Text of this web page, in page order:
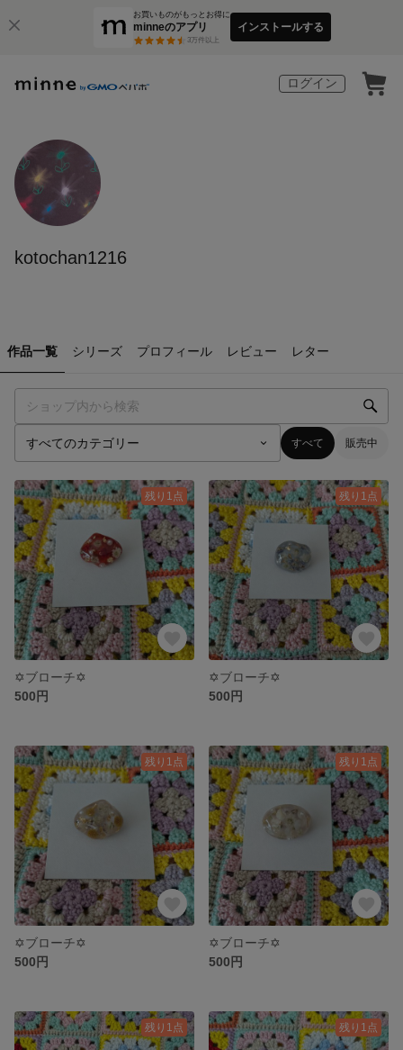
お買いものがもっとお得に
minneのアプリ
3万件以上
インストールする
ログイン
kotochan1216
作品一覧 シリーズ プロフィール レビュー レター
すべて 販売中
残り1点
✡ブローチ✡
500円
残り1点
✡ブローチ✡
500円
残り1点
✡ブローチ✡
500円
残り1点
✡ブローチ✡
500円
残り1点 残り1点